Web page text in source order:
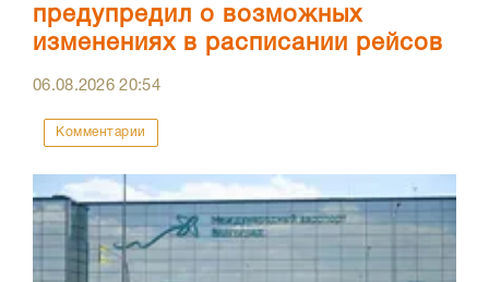
предупредил о возможных
изменениях в расписании рейсов
06.08.202620:54
Комментарии